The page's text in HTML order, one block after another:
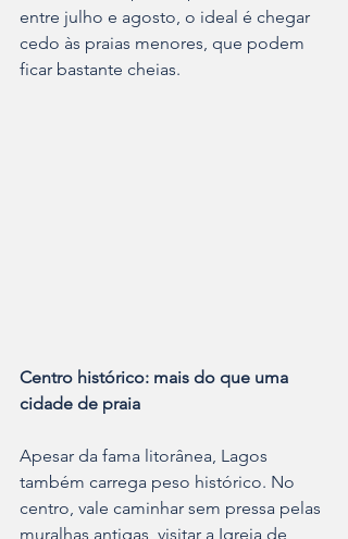
entre julho e agosto, o ideal é chegar
cedo às praias menores, que podem
ficar bastante cheias.
Centro histórico: mais do que uma
cidade de praia
Apesar da fama litorânea, Lagos
também carrega peso histórico. No
centro, vale caminhar sem pressa pelas
muralhas antigas, visitar a Igreja de